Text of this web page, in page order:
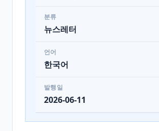
분류
뉴스레터
언어
한국어
발행일
2026-06-11